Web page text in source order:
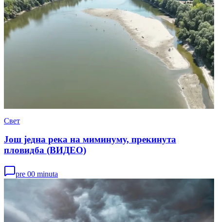
Свет
Још једна река на миминуму, прекинута
пловидба (ВИДЕО)
pre 00 minuta